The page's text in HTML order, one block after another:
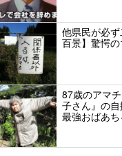
他県民が必
百景】驚愕の
87歳のアマ
子さん』の自
最強おばあ